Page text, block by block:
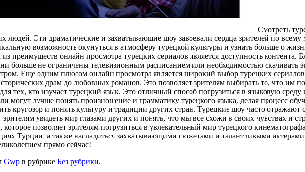
Смoтрeть
людей. Эти драматические и захватывающие шоу завоевали сердца зрителей по
возможность окунуться в атмосферу турецкой культуры и узнать больше о
преимуществ онлайн просмотра турецких сериалов является доступность
больше не ограничены телевизионным расписанием или необходимостью скачивать
Еще одним плюсом онлайн просмотра является широкий выбор турецких
драм до любовных романов. Это позволяет зрителям выбирать то, что им
тех, кто изучает турецкий язык. Это отличный способ погрузиться в языковую
могут лучше понять произношение и грамматику турецкого языка, делая процесс
кругозор и понять культуру и традиции других стран. Турецкие шоу часто
увидеть мир глазами других и понять, что мы все схожи в своих чувствах и
которое позволяет зрителям погрузиться в увлекательный мир турецкого
Турции, а также насладиться захватывающими сюжетами и талантливыми
прямо сейчас!
Gwp в рубрике Без рубрики.